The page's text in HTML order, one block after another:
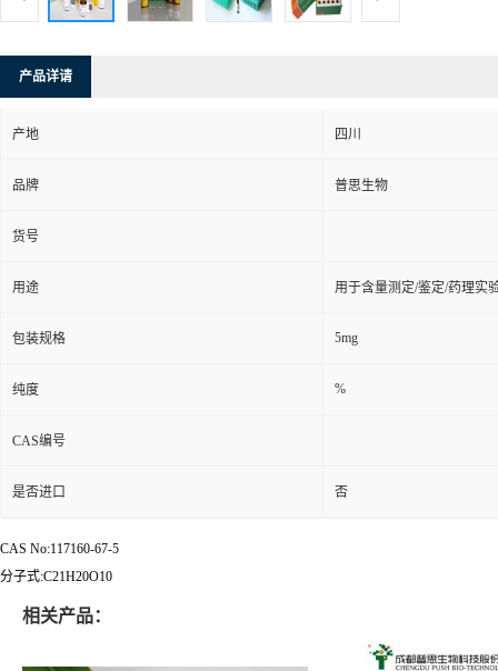
产品详请
产地 四川
品牌 普思生物
货号
用途 用于含量测定/鉴定/药理实
包装规格 5mg
纯度 %
CAS编号
是否进口 否
CAS No:117160-67-5
分子式:C21H20O10
相关产品：